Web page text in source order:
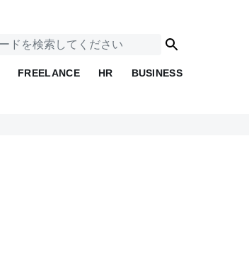
FREELANCE HR BUSINESS